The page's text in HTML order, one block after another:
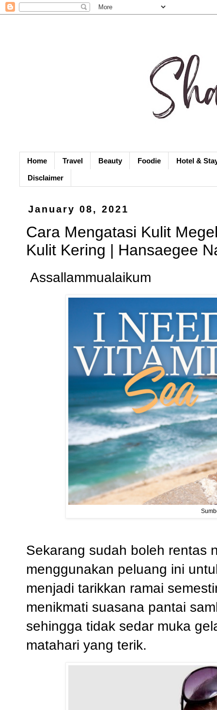
Home Travel Beauty Foodie Hotel &
Disclaimer
January 08, 2021
Cara Mengatasi Kulit
Kulit Kering | Hansaegee
Assallammualaikum
Sekarang sudah boleh rentas
menggunakan peluang ini
menjadi tarikkan ramai
menikmati suasana pantai
sehingga tidak sedar muka
matahari yang terik.